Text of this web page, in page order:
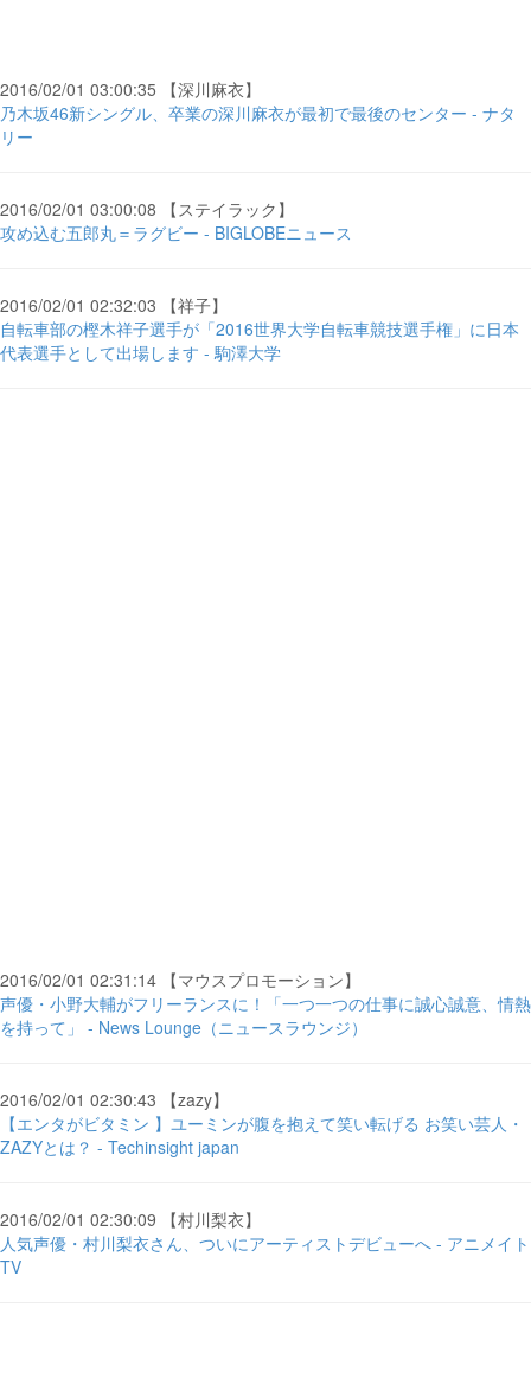
2016/02/01 03:00:35 【深川麻衣】
乃木坂46新シングル、卒業の深川麻衣が最初で最後のセンター - ナタ
リー
2016/02/01 03:00:08 【ステイラック】
攻め込む五郎丸＝ラグビー - BIGLOBEニュース
2016/02/01 02:32:03 【祥子】
自転車部の樫木祥子選手が「2016世界大学自転車競技選手権」に日本
代表選手として出場します - 駒澤大学
2016/02/01 02:31:14 【マウスプロモーション】
声優・小野大輔がフリーランスに！「一つ一つの仕事に誠心誠意、情熱
を持って」 - News Lounge（ニュースラウンジ）
2016/02/01 02:30:43 【zazy】
【エンタがビタミン 】ユーミンが腹を抱えて笑い転げる お笑い芸人・
ZAZYとは？ - Techinsight japan
2016/02/01 02:30:09 【村川梨衣】
人気声優・村川梨衣さん、ついにアーティストデビューへ - アニメイト
TV